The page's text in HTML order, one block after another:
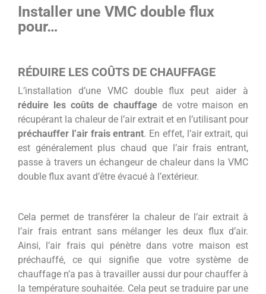
Installer une VMC double flux
pour…
RÉDUIRE LES COÛTS DE CHAUFFAGE
L’installation d’une VMC double flux peut aider à
réduire les coûts de chauffage de votre maison en
récupérant la chaleur de l’air extrait et en l’utilisant pour
préchauffer l’air frais entrant. En effet, l’air extrait, qui
est généralement plus chaud que l’air frais entrant,
passe à travers un échangeur de chaleur dans la VMC
double flux avant d’être évacué à l’extérieur.
Cela permet de transférer la chaleur de l’air extrait à
l’air frais entrant sans mélanger les deux flux d’air.
Ainsi, l’air frais qui pénètre dans votre maison est
préchauffé, ce qui signifie que votre système de
chauffage n’a pas à travailler aussi dur pour chauffer à
la température souhaitée. Cela peut se traduire par une